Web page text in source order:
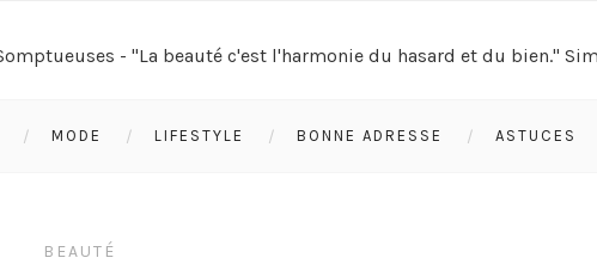
MODE LIFESTYLE BONNE ADRESSE ASTUCES
BEAUTÉ